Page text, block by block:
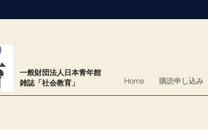
​一般財団法人日本青年館
雑誌「社会教育」
Home 購読申し込み